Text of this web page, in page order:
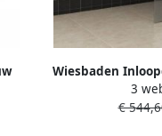
Wiesbaden
Antikalk
Veiligheidsglas
3
€